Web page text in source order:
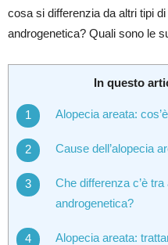
cosa si differenzia da altri tipi
androgenetica? Quali sono le
In questo
Alopecia areata: cos’è
Cause dell’alopecia
Che differenza c’è
androgenetica?
Alopecia areata: